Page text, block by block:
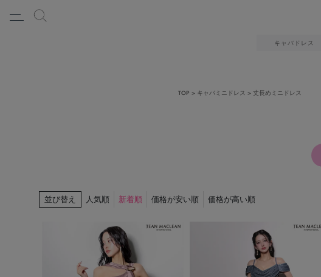
キャバドレス
TOP キャバミニドレス 丈長めミニドレス
並び替え 人気順 新着順 価格が安い順 価格が高い順